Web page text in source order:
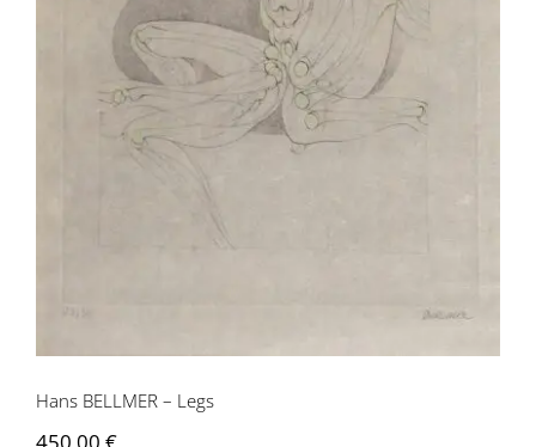
Hans BELLMER – Legs
Hans BELLMER – Legs